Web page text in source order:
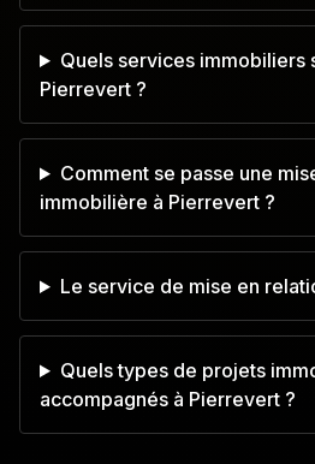
Quels services immobiliers
Pierrevert ?
Comment se passe une
immobilière à Pierrevert ?
Le service de mise en
Quels types de projets
accompagnés à Pierrevert ?